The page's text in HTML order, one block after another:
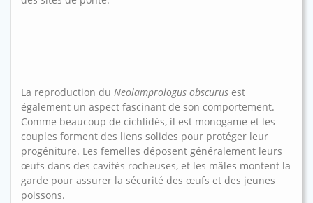
La reproduction du Neolamprologus obscurus est
également un aspect fascinant de son comportement.
Comme beaucoup de cichlidés, il est monogame et les
couples forment des liens solides pour protéger leur
progéniture. Les femelles déposent généralement leurs
œufs dans des cavités rocheuses, et les mâles montent la
garde pour assurer la sécurité des œufs et des jeunes
poissons.